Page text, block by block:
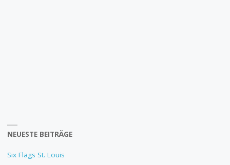
NEUESTE BEITRÄGE
Six Flags St. Louis